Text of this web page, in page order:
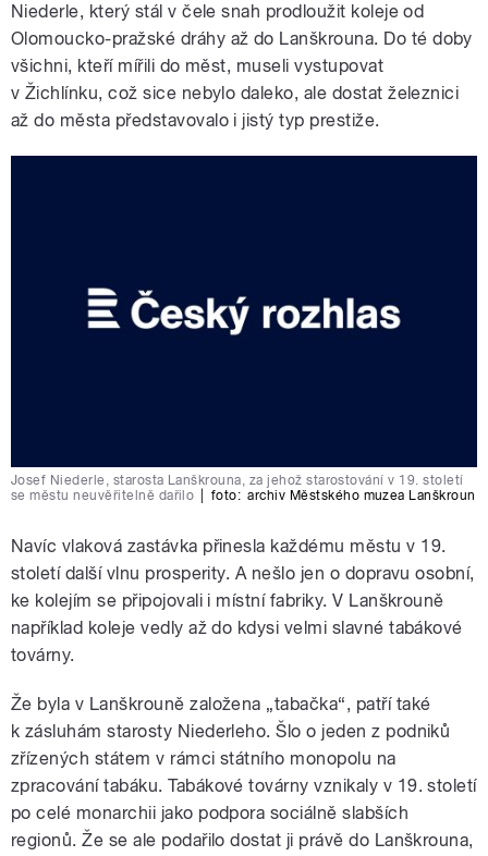
Niederle, který stál v čele snah prodloužit koleje od
Olomoucko-pražské dráhy až do Lanškrouna. Do té doby
všichni, kteří mířili do měst, museli vystupovat
v Žichlínku, což sice nebylo daleko, ale dostat železnici
až do města představovalo i jistý typ prestiže.
Josef Niederle, starosta Lanškrouna, za jehož starostování v 19. století
se městu neuvěřitelně dařilo
foto: archiv Městského muzea Lanškroun
Navíc vlaková zastávka přinesla každému městu v 19.
století další vlnu prosperity. A nešlo jen o dopravu osobní,
ke kolejím se připojovali i místní fabriky. V Lanškrouně
například koleje vedly až do kdysi velmi slavné tabákové
továrny.
Že byla v Lanškrouně založena „tabačka“, patří také
k zásluhám starosty Niederleho. Šlo o jeden z podniků
zřízených státem v rámci státního monopolu na
zpracování tabáku. Tabákové továrny vznikaly v 19. století
po celé monarchii jako podpora sociálně slabších
regionů. Že se ale podařilo dostat ji právě do Lanškrouna,